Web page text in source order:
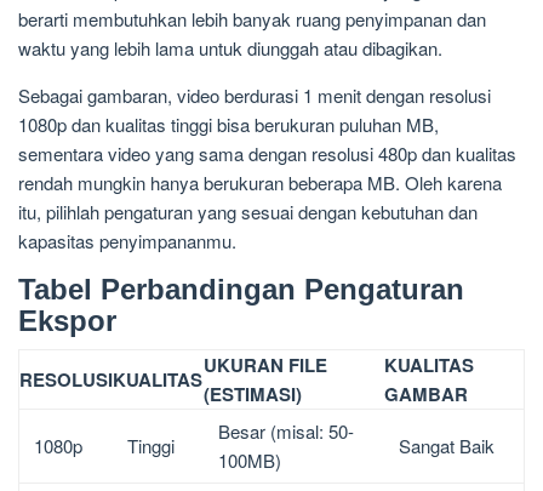
berarti membutuhkan lebih banyak ruang penyimpanan dan
waktu yang lebih lama untuk diunggah atau dibagikan.
Sebagai gambaran, video berdurasi 1 menit dengan resolusi
1080p dan kualitas tinggi bisa berukuran puluhan MB,
sementara video yang sama dengan resolusi 480p dan kualitas
rendah mungkin hanya berukuran beberapa MB. Oleh karena
itu, pilihlah pengaturan yang sesuai dengan kebutuhan dan
kapasitas penyimpananmu.
Tabel Perbandingan Pengaturan
Ekspor
RESOLUSIKUALITAS
UKURAN FILE
(ESTIMASI)
KUALITAS
GAMBAR
1080p Tinggi
Besar (misal: 50-
100MB)
Sangat Baik